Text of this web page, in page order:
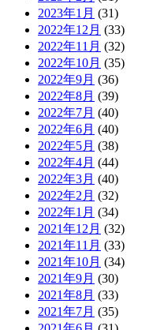
2023年1月 (31)
2022年12月 (33)
2022年11月 (32)
2022年10月 (35)
2022年9月 (36)
2022年8月 (39)
2022年7月 (40)
2022年6月 (40)
2022年5月 (38)
2022年4月 (44)
2022年3月 (40)
2022年2月 (32)
2022年1月 (34)
2021年12月 (32)
2021年11月 (33)
2021年10月 (34)
2021年9月 (30)
2021年8月 (33)
2021年7月 (35)